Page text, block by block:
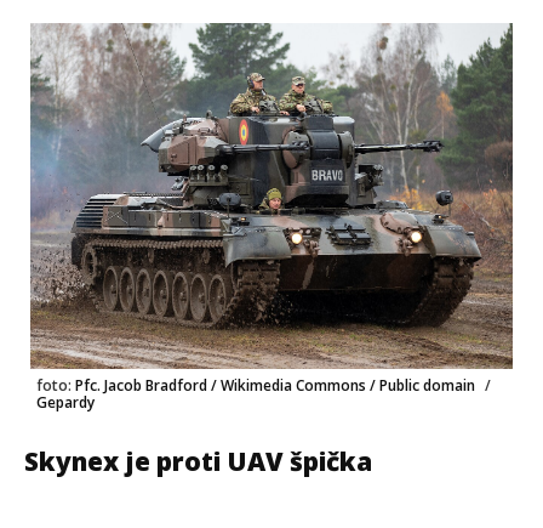
foto: Pfc. Jacob Bradford / Wikimedia Commons / Public domain /
Gepardy
Skynex je proti UAV špička